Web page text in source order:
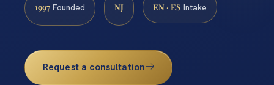
1997 Founded NJ EN · ES Intake
Request a consultation